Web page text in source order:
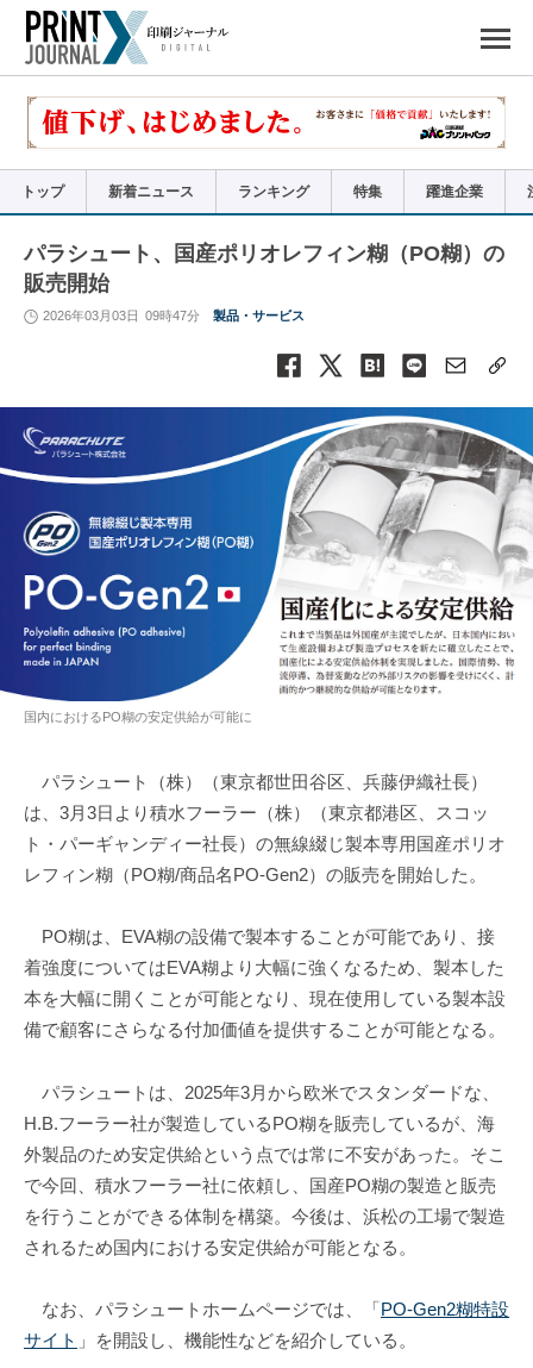
で
リ
トップ 新着ニュース ランキング 特集 躍進企業
パラシュート、国産ポリオレフィン糊（PO糊）の
販売開始
2026年03月03日 09時47分 製品・サービス
国内におけるPO糊の安定供給が可能に
パラシュート（株）（東京都世田谷区、兵藤伊織社長）
は、3月3日より積水フーラー（株）（東京都港区、スコッ
ト・パーギャンディー社長）の無線綴じ製本専用国産ポリオ
レフィン糊（PO糊/商品名PO-Gen2）の販売を開始した。
PO糊は、EVA糊の設備で製本することが可能であり、接
着強度についてはEVA糊より大幅に強くなるため、製本した
本を大幅に開くことが可能となり、現在使用している製本設
備で顧客にさらなる付加価値を提供することが可能となる。
パラシュートは、2025年3月から欧米でスタンダードな、
H.B.フーラー社が製造しているPO糊を販売しているが、海
外製品のため安定供給という点では常に不安があった。そこ
で今回、積水フーラー社に依頼し、国産PO糊の製造と販売
を行うことができる体制を構築。今後は、浜松の工場で製造
されるため国内における安定供給が可能となる。
なお、パラシュートホームページでは、「PO-Gen2糊特設
サイト 」を開設し、機能性などを紹介している。